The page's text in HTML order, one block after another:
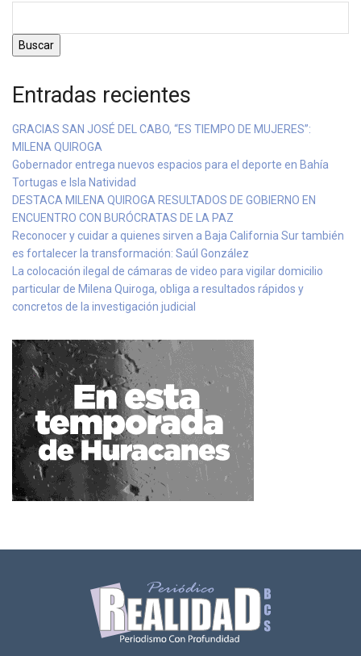
Buscar
Entradas recientes
GRACIAS SAN JOSÉ DEL CABO, “ES TIEMPO DE MUJERES”:
MILENA QUIROGA
Gobernador entrega nuevos espacios para el deporte en Bahía
Tortugas e Isla Natividad
DESTACA MILENA QUIROGA RESULTADOS DE GOBIERNO EN
ENCUENTRO CON BURÓCRATAS DE LA PAZ
Reconocer y cuidar a quienes sirven a Baja California Sur también
es fortalecer la transformación: Saúl González
La colocación ilegal de cámaras de video para vigilar domicilio
particular de Milena Quiroga, obliga a resultados rápidos y
concretos de la investigación judicial